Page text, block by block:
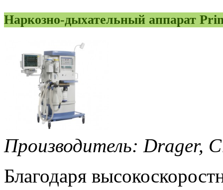
Наркозно-дыхательный аппарат
Производитель: Drager,
Благодаря